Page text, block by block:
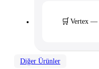
🛒 Vertex —
Diğer Ürünler